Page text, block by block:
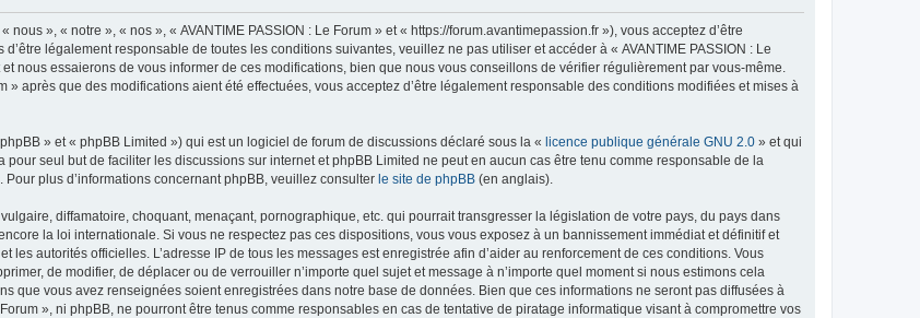
», « notre », « nos », « AVANTIME PASSION : Le Forum » et « https://forum.avantimepassion.fr »), vous acceptez d’être
légalement responsable de toutes les conditions suivantes, veuillez ne pas utiliser et accéder à « AVANTIME PASSION : Le
nous essaierons de vous informer de ces modifications, bien que nous vous conseillons de vérifier régulièrement par vous-même.
» après que des modifications aient été effectuées, vous acceptez d’être légalement responsable des conditions modifiées et mises à
» et « phpBB Limited ») qui est un logiciel de forum de discussions déclaré sous la « licence publique générale GNU 2.0 » et qui
pour seul but de faciliter les discussions sur internet et phpBB Limited ne peut en aucun cas être tenu comme responsable de la
plus d’informations concernant phpBB, veuillez consulter le site de phpBB (en anglais).
diffamatoire, choquant, menaçant, pornographique, etc. qui pourrait transgresser la législation de votre pays, du pays dans
la loi internationale. Si vous ne respectez pas ces dispositions, vous vous exposez à un bannissement immédiat et définitif et
les autorités officielles. L’adresse IP de tous les messages est enregistrée afin d’aider au renforcement de ces conditions. Vous
de modifier, de déplacer ou de verrouiller n’importe quel sujet et message à n’importe quel moment si nous estimons cela
que vous avez renseignées soient enregistrées dans notre base de données. Bien que ces informations ne seront pas diffusées à
», ni phpBB, ne pourront être tenus comme responsables en cas de tentative de piratage informatique visant à compromettre vos